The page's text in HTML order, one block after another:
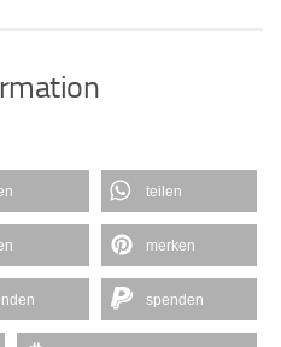
teilen
merken
spenden